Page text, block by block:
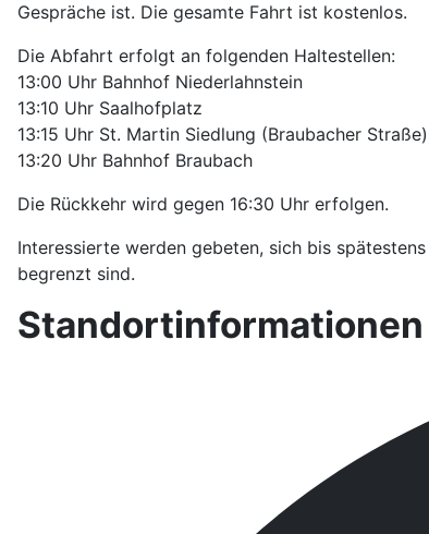
Gespräche ist. Die gesamte Fahrt ist kostenlos.
Die Abfahrt erfolgt an folgenden Haltestellen:
13:00 Uhr Bahnhof Niederlahnstein
13:10 Uhr Saalhofplatz
13:15 Uhr St. Martin Siedlung (Braubacher Straße)
13:20 Uhr Bahnhof Braubach
Die Rückkehr wird gegen 16:30 Uhr erfolgen.
Interessierte werden gebeten, sich bis
begrenzt sind.
Standortinformationen